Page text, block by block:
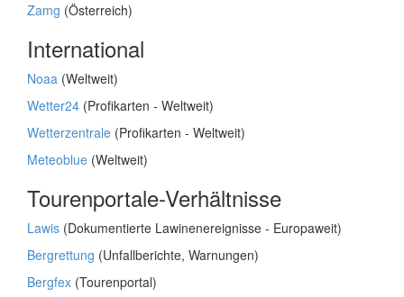
Zamg (Österreich)
International
Noaa (Weltweit)
Wetter24 (Profikarten - Weltweit)
Wetterzentrale (Profikarten - Weltweit)
Meteoblue (Weltweit)
Tourenportale-Verhältnisse
Lawis (Dokumentierte Lawinenereignisse - Europaweit)
Bergrettung (Unfallberichte, Warnungen)
Bergfex (Tourenportal)